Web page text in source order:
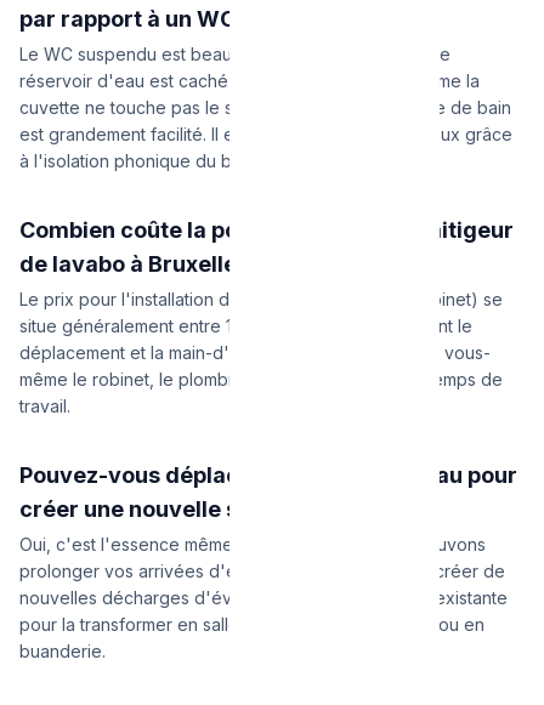
par rapport à un WC classique ?
Le WC suspendu est beaucoup plus esthétique car le
réservoir d'eau est caché dans le mur. De plus, comme la
cuvette ne touche pas le sol, le nettoyage de la salle de bain
est grandement facilité. Il est également plus silencieux grâce
à l'isolation phonique du bâti-support.
Combien coûte la pose d'un nouveau mitigeur
de lavabo à Bruxelles ?
Le prix pour l'installation d'un mitigeur classique (robinet) se
situe généralement entre 100 € et 180 € TTC, incluant le
déplacement et la main-d'œuvre. Si vous fournissez vous-
même le robinet, le plombier ne facturera que son temps de
travail.
Pouvez-vous déplacer les arrivées d'eau pour
créer une nouvelle salle de douche ?
Oui, c'est l'essence même de notre métier. Nous pouvons
prolonger vos arrivées d'eau (chaude et froide) et créer de
nouvelles décharges d'évacuation dans une pièce existante
pour la transformer en salle de bain supplémentaire ou en
buanderie.